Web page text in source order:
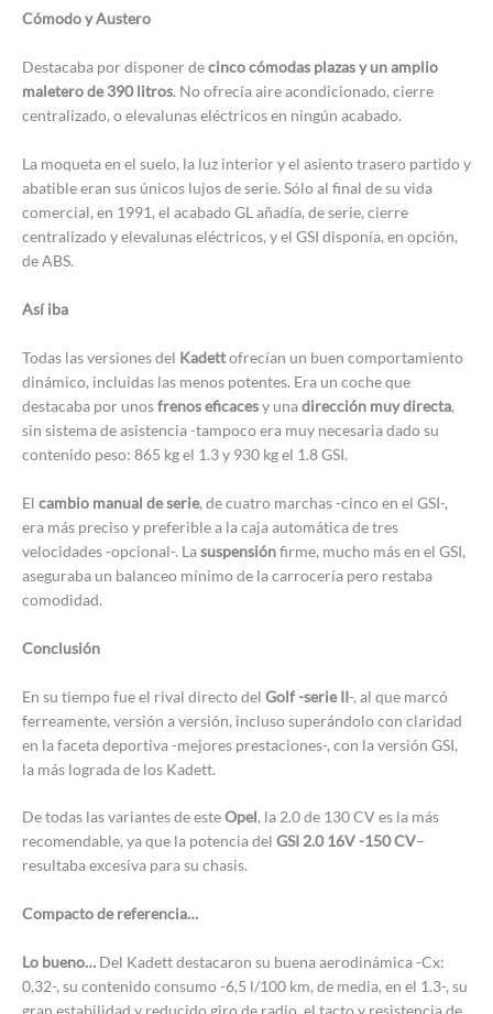
Cómodo y Austero
Destacaba por disponer decinco cómodas plazas y un amplio
maletero de 390 litros. No ofrecía aire acondicionado, cierre
centralizado, o elevalunas eléctricos en ningún acabado.
La moqueta en el suelo, la luz interior y el asiento trasero partido y
abatible eran sus únicos lujos de serie. Sólo al final de su vida
comercial, en 1991, el acabado GL añadía, de serie, cierre
centralizado y elevalunas eléctricos, y el GSI disponía, en opción,
de ABS.
Así iba
Todas las versiones del Kadettofrecían un buen comportamiento
dinámico, incluidas las menos potentes. Era un coche que
destacaba por unosfrenoseficacesy unadirección muy directa,
sin sistema de asistencia -tampoco era muy necesaria dado su
contenido peso: 865 kg el 1.3 y 930 kg el 1.8 GSI.
El cambio manual de serie, de cuatro marchas -cinco en el GSI-,
era más preciso y preferible a la caja automática de tres
velocidades -opcional-. Lasuspensiónfirme, mucho más en el GSI,
aseguraba un balanceo mínimo de la carrocería pero restaba
comodidad.
Conclusión
En su tiempo fue el rival directo del Golf -serie II-, al que marcó
ferreamente, versión a versión, incluso superándolo con claridad
en la faceta deportiva -mejores prestaciones-, con la versión GSI,
la más lograda de los Kadett.
De todas las variantes de esteOpel, la 2.0 de 130 CV es la más
recomendable, ya que la potencia del GSI 2.0 16V -150 CV–
resultaba excesiva para su chasis.
Compacto de referencia…
Lo bueno… Del Kadett destacaron su buena aerodinámica -Cx:
0,32-, su contenido consumo -6,5 l/100 km, de media, en el 1.3-, su